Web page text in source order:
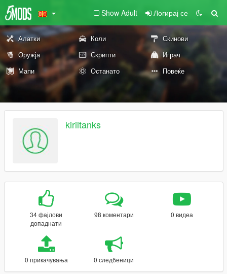
Show Adult Логирај се
Алатки Коли
Скинови
Оружја
Скрипти
Играч
Мапи
Останато Повеќе
kiriltanks
34 фајлови
допаднати
98 коментари 0 видеа
0 прикачувања 0 следбеници